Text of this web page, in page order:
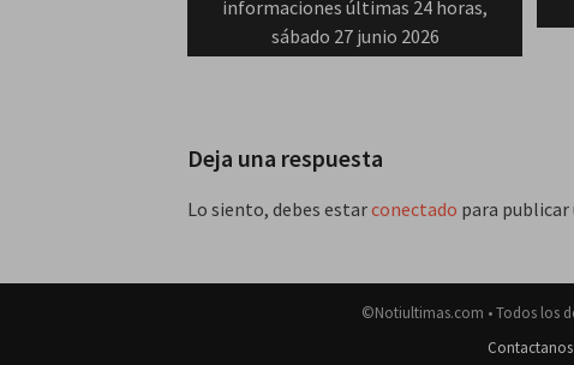
entradas
post:
informaciones últimas 24 horas,
sábado 27 junio 2026
Deja una respuesta
Lo siento, debes estarconectado para
©Notiultimas.com • Todos los
Contactanos